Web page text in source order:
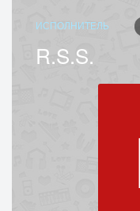
ИСПОЛНИТЕЛЬ
R.S.S.